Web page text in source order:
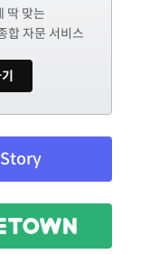
딱 맞는
합 자문 서비스